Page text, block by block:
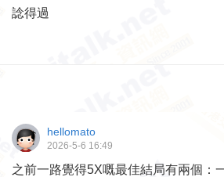
諗得過
hellomato
2026-5-6 16:49
之前一路覺得5X嘅最佳結局有兩個：